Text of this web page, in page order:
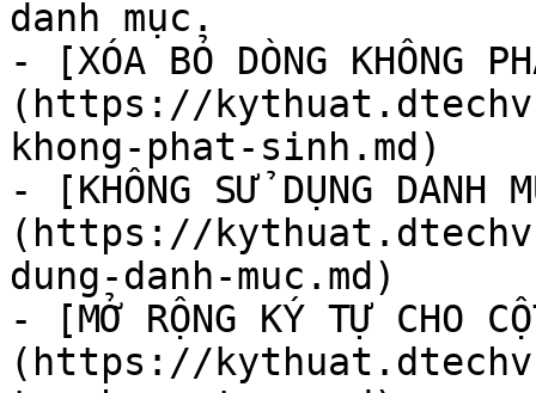
danh mục.
- [XÓA BỎ DÒNG KHÔNG
(https://
khong-phat-sinh.md)
- [KHÔNG SỬ DỤNG DANH
(https://
dung-danh-muc.md)
- [MỞ RỘNG KÝ TỰ CHO
(https://